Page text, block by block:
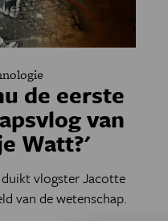
de eerste
van
Watt?'
vlogster Jacotte
van de wetenschap.